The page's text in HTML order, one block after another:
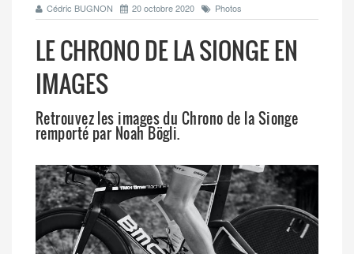
Cédric BUGNON 20 octobre 2020 Photos
LE CHRONO DE LA SIONGE EN
IMAGES
Retrouvez les images du Chrono de la Sionge
remporté par Noah Bögli.